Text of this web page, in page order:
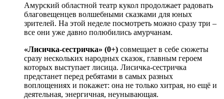
Амурский областной театр кукол продолжает радовать
благовещенцев волшебными сказками для юных
зрителей. На этой неделе посмотреть можно сразу три –
все они уже давно полюбились амурчанам.
«Лисичка-сестричка» (0+) совмещает в себе сюжеты
сразу нескольких народных сказок, главным героем
которых выступает лисица. Лисичка-сестричка
предстанет перед ребятами в самых разных
воплощениях и покажет: она не только хитрая, но ещё и
деятельная, энергичная, неунывающая.